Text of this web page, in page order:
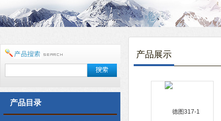
产品目录
产品展示